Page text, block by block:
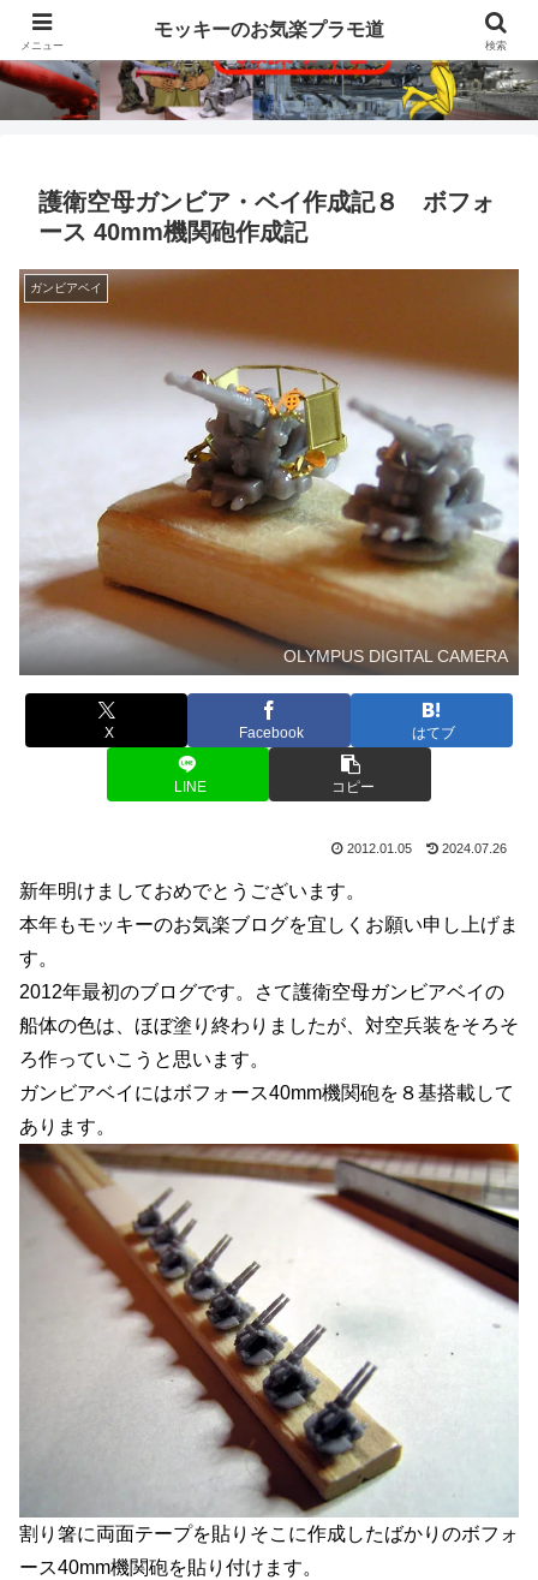
護衛空母ガンビア・ベイ作成記８ ボフォ
ース 40mm機関砲作成記
ガンビアベイ
OLYMPUS DIGITAL CAMERA
X Facebook はてブ
LINE コピー
2012.01.05 2024.07.26
新年明けましておめでとうございます。
本年もモッキーのお気楽ブログを宜しくお願い申し上げま
す。
2012年最初のブログです。さて護衛空母ガンビアベイの
船体の色は、ほぼ塗り終わりましたが、対空兵装をそろそ
ろ作っていこうと思います。
ガンビアベイにはボフォース40mm機関砲を８基搭載して
あります。
割り箸に両面テープを貼りそこに作成したばかりのボフォ
ース40mm機関砲を貼り付けます。
メニュー
モッキーのお気楽プラモ道
検索